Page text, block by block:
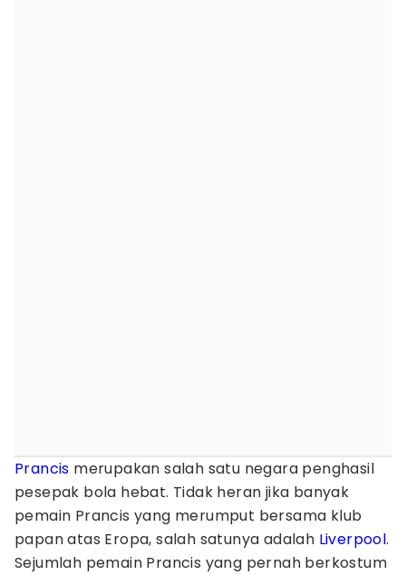
Prancis merupakan salah satu negara penghasil
pesepak bola hebat. Tidak heran jika banyak
pemain Prancis yang merumput bersama klub
papan atas Eropa, salah satunya adalah Liverpool.
Sejumlah pemain Prancis yang pernah berkostum